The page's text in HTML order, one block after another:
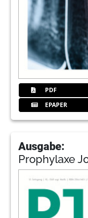
PDF
EPAPER
Ausgabe:
Prophylaxe